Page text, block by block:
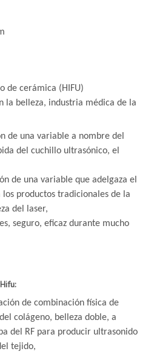
de cerámica (HIFU)
la belleza, industria médica de la
de una variable a nombre del
del cuchillo ultrasónico, el
de una variable que adelgaza el
productos tradicionales de la
del laser,
seguro, eficaz durante mucho
de combinación física de
colágeno, belleza doble, a
del RF para producir ultrasonido
tejido,